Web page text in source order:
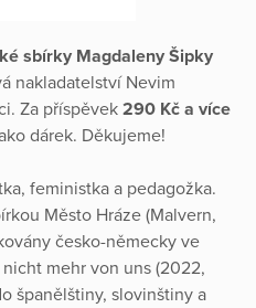
sbírky Magdaleny Šipky
nakladatelství Nevim
Za příspěvek 290 Kč a více
dárek. Děkujeme!
feministka a pedagožka.
Město Hráze (Malvern,
česko-německy ve
mehr von uns (2022,
španělštiny, slovinštiny a